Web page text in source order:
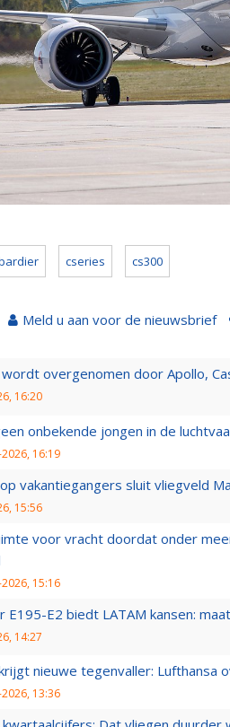
cseries cs300
Meld u aan voor de nieuwsbrief
overgenomen door Apollo,
16:20
onbekende jongen in de
16:19
vakantiegangers sluit vliegveld
15:56
voor vracht doordat onder
15:16
E195-E2 biedt LATAM kansen:
14:27
nieuwe tegenvaller:
13:36